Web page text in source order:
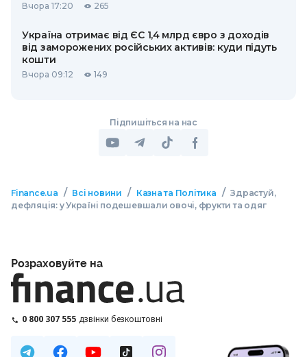
Вчора 17:20 265
Україна отримає від ЄС 1,4 млрд євро з доходів
від заморожених російських активів: куди підуть
кошти
Вчора 09:12 149
Підпишіться на нас
Finance.ua / Всі новини / Казна та Політика / Здрастуй,
дефляція: у Україні подешевшали овочі, фрукти та одяг
Розраховуйте на
0 800 307 555 дзвінки безкоштовні